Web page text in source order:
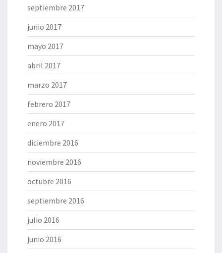
septiembre 2017
junio 2017
mayo 2017
abril 2017
marzo 2017
febrero 2017
enero 2017
diciembre 2016
noviembre 2016
octubre 2016
septiembre 2016
julio 2016
junio 2016